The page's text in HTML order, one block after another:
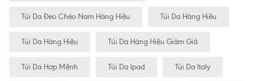
Túi Da Đeo Chéo Nam Hàng Hiệu Túi Da Hàng Hiêu
Túi Da Hàng Hiệu Túi Da Hàng Hiệu Giảm Giá
Túi Da Hợp Mệnh Túi Da Ipad Túi Da Italy